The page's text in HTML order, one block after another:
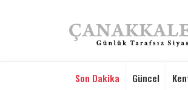
Son Dakika Güncel